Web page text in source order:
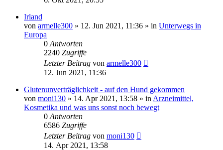
Irland
von armelle300 » 12. Jun 2021, 11:36 » in Unterwegs in
Europa
0 Antworten
2240 Zugriffe
Letzter Beitrag von armelle300
12. Jun 2021, 11:36
Glutenunverträglichkeit - auf den Hund gekommen
von moni130 » 14. Apr 2021, 13:58 » in Arzneimittel,
Kosmetika und was uns sonst noch bewegt
0 Antworten
6586 Zugriffe
Letzter Beitrag von moni130
14. Apr 2021, 13:58